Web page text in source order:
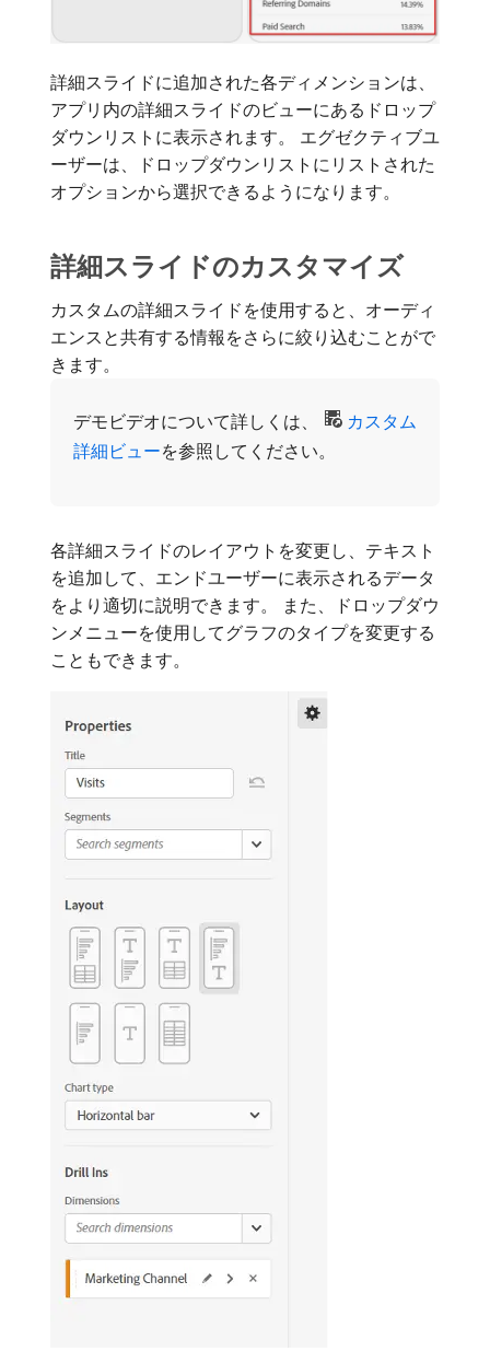
詳細スライドに追加された各ディメンションは、
アプリ内の詳細スライドのビューにあるドロップ
ダウンリストに表示されます。 エグゼクティブユ
ーザーは、ドロップダウンリストにリストされた
オプションから選択できるようになります。
詳細スライドのカスタマイズ
カスタムの詳細スライドを使用すると、オーディ
エンスと共有する情報をさらに絞り込むことがで
きます。
デモビデオについて詳しくは、
カスタム
詳細ビューを参照してください。
各詳細スライドのレイアウトを変更し、テキスト
を追加して、エンドユーザーに表示されるデータ
をより適切に説明できます。 また、ドロップダウ
ンメニューを使用してグラフのタイプを変更する
こともできます。